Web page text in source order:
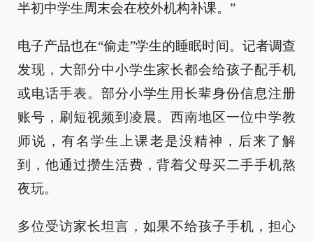
半初中学生周末会在校外机构补课。”
电子产品也在“偷走”学生的睡眠时间。记者调查
发现，大部分中小学生家长都会给孩子配手机
或电话手表。部分小学生用长辈身份信息注册
账号，刷短视频到凌晨。西南地区一位中学教
师说，有名学生上课老是没精神，后来了解
到，他通过攒生活费，背着父母买二手手机熬
夜玩。
多位受访家长坦言，如果不给孩子手机，担心